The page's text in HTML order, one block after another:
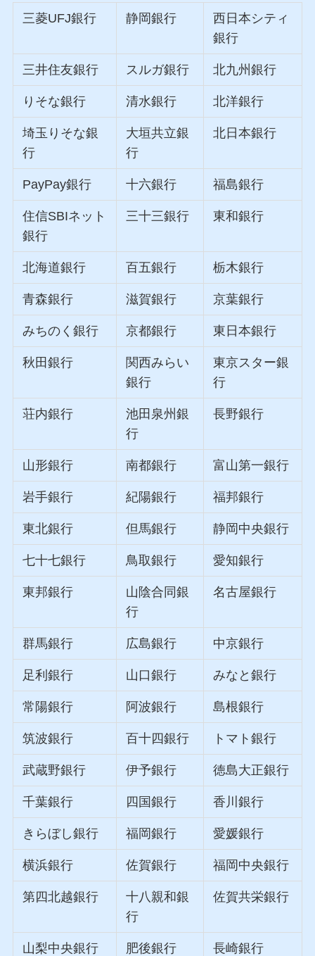
三菱UFJ銀行 静岡銀行
西日本シティ
銀行
三井住友銀行 スルガ銀行 北九州銀行
りそな銀行 清水銀行 北洋銀行
埼玉りそな銀
行
大垣共立銀
行
北日本銀行
PayPay銀行 十六銀行 福島銀行
住信SBIネット
銀行
三十三銀行 東和銀行
北海道銀行 百五銀行 栃木銀行
青森銀行 滋賀銀行 京葉銀行
みちのく銀行 京都銀行 東日本銀行
秋田銀行
関西みらい
銀行
東京スター銀
行
荘内銀行
池田泉州銀
行
長野銀行
山形銀行 南都銀行 富山第一銀行
岩手銀行 紀陽銀行 福邦銀行
東北銀行 但馬銀行 静岡中央銀行
七十七銀行 鳥取銀行 愛知銀行
東邦銀行
山陰合同銀
行
名古屋銀行
群馬銀行 広島銀行 中京銀行
足利銀行 山口銀行 みなと銀行
常陽銀行 阿波銀行 島根銀行
筑波銀行 百十四銀行 トマト銀行
武蔵野銀行 伊予銀行 徳島大正銀行
千葉銀行 四国銀行 香川銀行
きらぼし銀行 福岡銀行 愛媛銀行
横浜銀行 佐賀銀行 福岡中央銀行
第四北越銀行
十八親和銀
行
佐賀共栄銀行
山梨中央銀行 肥後銀行 長崎銀行